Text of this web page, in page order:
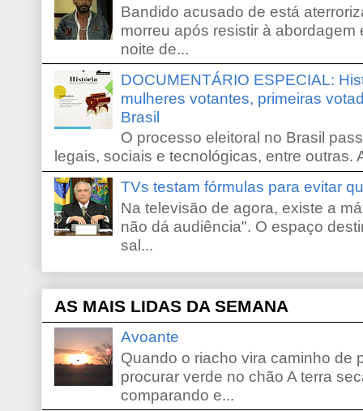
Bandido acusado de está
morreu após resistir à
noite de...
DOCUMENTÁRIO ESPECIAL:
mulheres votantes, primeiras
Brasil
O processo eleitoral no Brasil
legais, sociais e tecnológicas, entre outras.
TVs testam fórmulas para evitar
Na televisão de agora, existe a
não dá audiência". O espaço
sal...
AS MAIS LIDAS DA SEMANA
Avoante
Quando o riacho vira caminho de
procurar verde no chão A terra
comparando e...